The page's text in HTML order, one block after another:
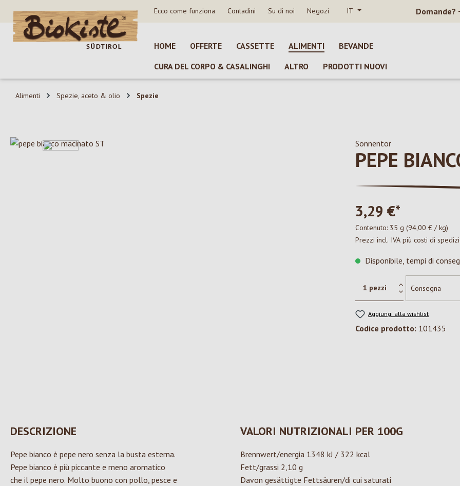
al contenuto principale
Salta alla ricerca
Passa alla navigazione principale Ecco come funziona Contadini Su di noi Negozi IT Domande?
HOME OFFERTE CASSETTE ALIMENTI
BEVANDE
CURA DEL CORPO & CASALINGHI
ALTRO PRODOTTI NUOVI
Alimenti Spezie, aceto & olio Spezie
Salta la galleria di immagini Sonnentor
PEPE
3,29 €*
Contenuto: 35 g (94,00 € / kg)
Prezzi incl. IVA più costi di
Disponibile, tempi di
Aggiungi alla wishlist
Codice prodotto: 101435
DESCRIZIONE
Pepe bianco è pepe nero senza la busta esterna.
Pepe bianco è più piccante e meno aromatico
che il pepe nero. Molto buono con pollo, pesce e
VALORI NUTRIZIONALI PER 100G
Brennwert/energia 1348 kJ / 322 kcal
Fett/grassi 2,10 g
Davon gesättigte Fettsäuren/di cui saturati